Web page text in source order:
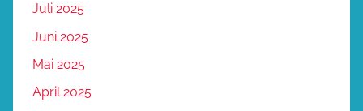
Juli 2025
Juni 2025
Mai 2025
April 2025